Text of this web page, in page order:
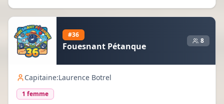
#36
Fouesnant Pétanque
8
Capitaine:Laurence Botrel
1 femme